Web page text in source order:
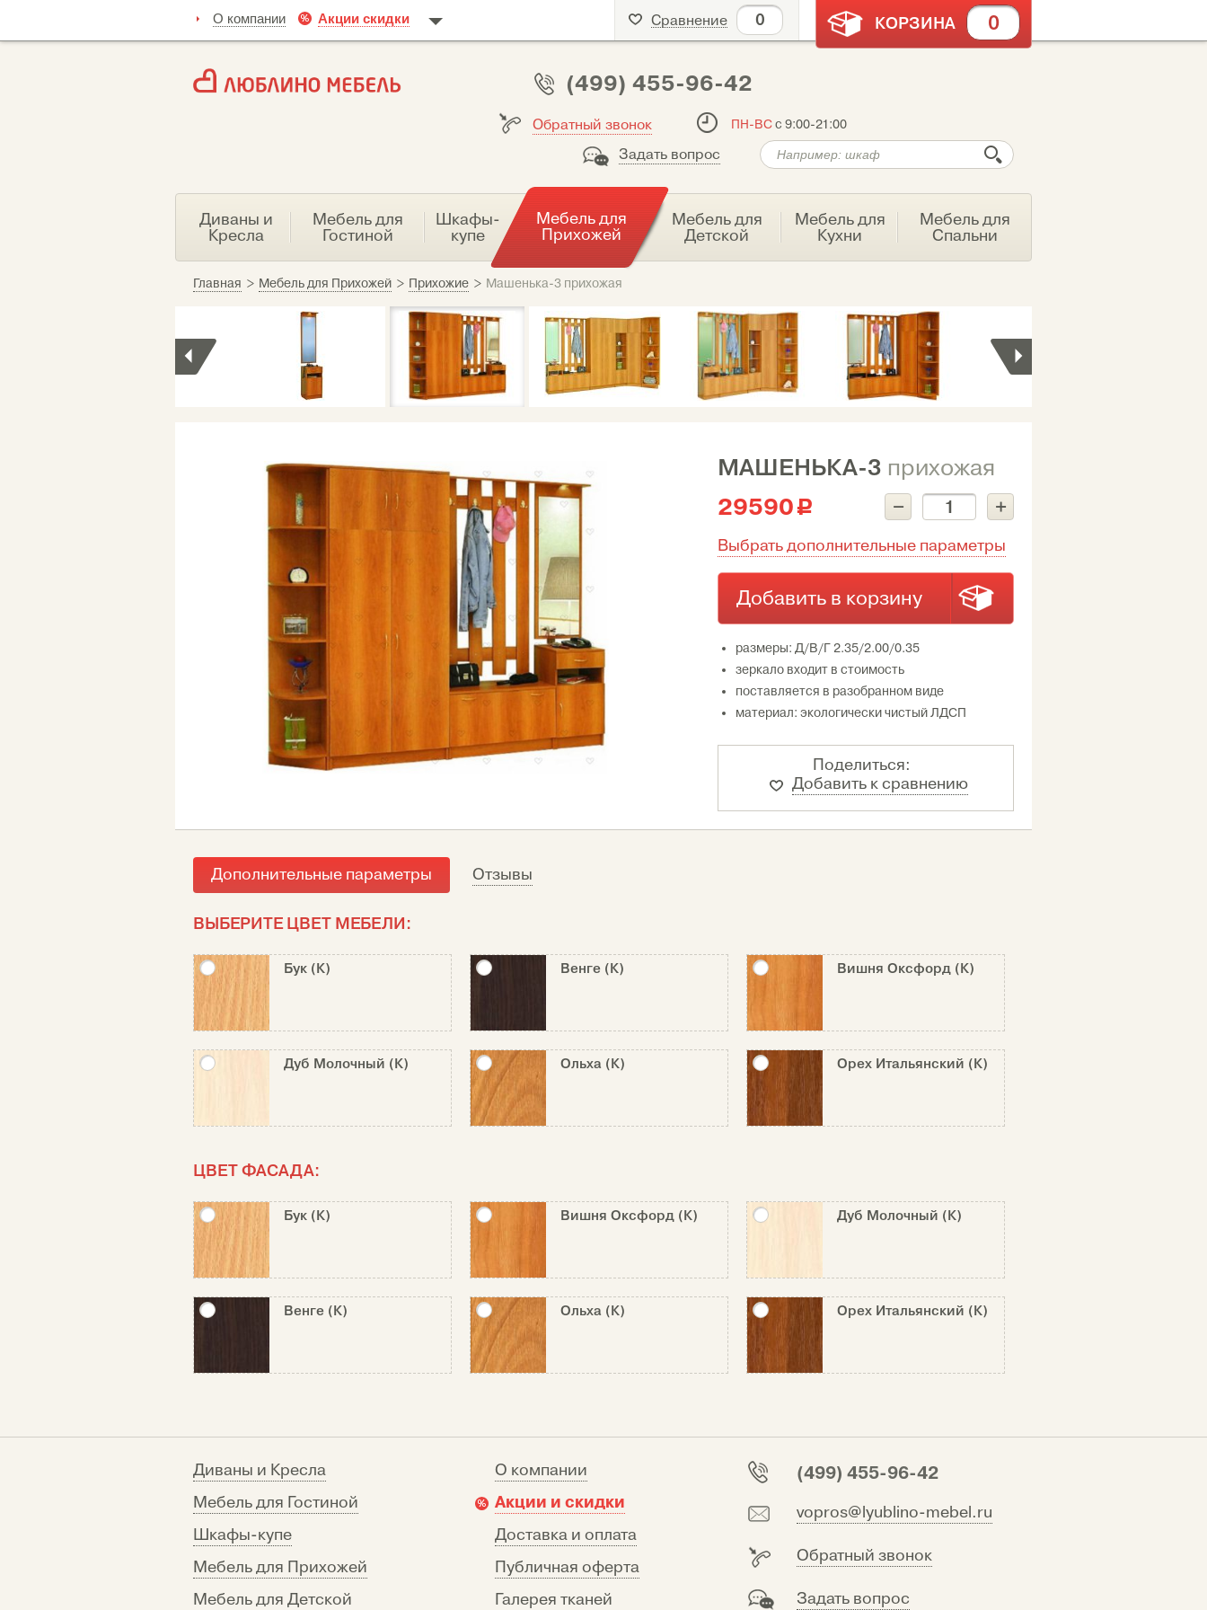
О компании Акции скидки Сравнение 0 КОРЗИНА 0
(499) 455-96-42
Обратный звонок ПН-ВСс 9:00-21:00
Задать вопрос
Диваны и
Кресла
Мебель для
Гостиной
Шкафы-
купе
Мебель для
Прихожей
Мебель для
Детской
Мебель для
Кухни
Мебель для
Спальни
Главная > Мебель для Прихожей > Прихожие > Машенька-3 прихожая
МАШЕНЬКА-3 прихожая
29590 c – +
Выбрать дополнительные параметры
Добавить в корзину
размеры: Д/В/Г 2.35/2.00/0.35
зеркало входит в стоимость
поставляется в разобранном виде
материал: экологически чистый ЛДСП
Поделиться:
Добавить к сравнению
Дополнительные параметры Отзывы
ВЫБЕРИТЕ ЦВЕТ МЕБЕЛИ:
Бук (К) Венге (К) Вишня Оксфорд (К)
Дуб Молочный (К) Ольха (К) Орех Итальянский (К)
ЦВЕТ ФАСАДА:
Бук (К) Вишня Оксфорд (К) Дуб Молочный (К)
Венге (К) Ольха (К) Орех Итальянский (К)
Диваны и Кресла
Мебель для Гостиной
Шкафы-купе
Мебель для Прихожей
Мебель для Детской
О компании
Акции и скидки
Доставка и оплата
Публичная оферта
Галерея тканей
(499) 455-96-42
vopros@lyublino-mebel.ru
Обратный звонок
Задать вопрос